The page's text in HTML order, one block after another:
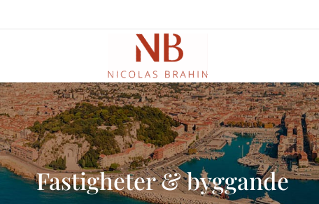
Fastigheter & byggande